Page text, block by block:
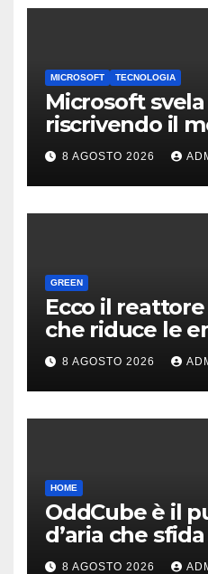
MICROSOFT TECNOLOGIA
Microsoft svela
riscrivendo il
software
8 AGOSTO 2026
GREEN
Ecco il
che riduce le
dell’industria
8 AGOSTO 2026
HOME
OddCube è il
d’aria che sfida
programmata
8 AGOSTO 2026